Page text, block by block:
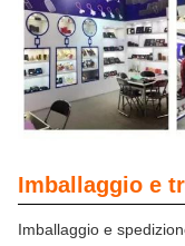
Imballaggio e
Imballaggio e